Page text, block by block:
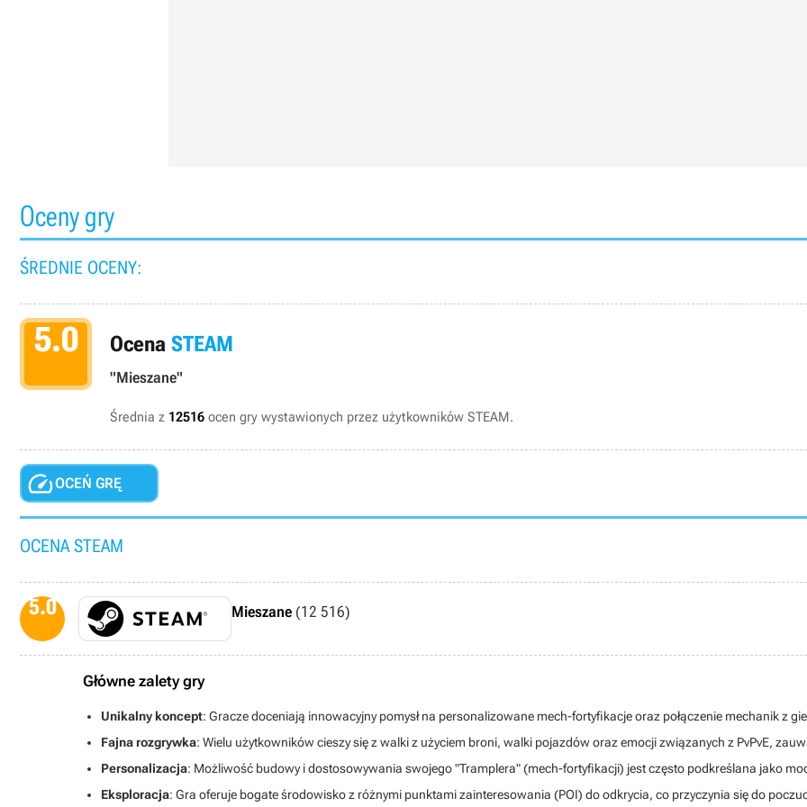
Oceny gry
ŚREDNIE OCENY:
5.0 Ocena STEAM
"Mieszane"
Średnia z 12516 ocen gry wystawionych przez użytkowników STEAM.
OCEŃ GRĘ
OCENA STEAM
5.0 Mieszane (12 516)
Główne zalety gry
Unikalny koncept: Gracze doceniają innowacyjny pomysł na personalizowane mech-fortyfikacje oraz połączenie mechanik z
Fajna rozgrywka: Wielu użytkowników cieszy się z walki z użyciem broni, walki pojazdów oraz emocji związanych z PvPvE,
Personalizacja: Możliwość budowy i dostosowywania swojego "Tramplera" (mech-fortyfikacji) jest często podkreślana jako
Eksploracja: Gra oferuje bogate środowisko z różnymi punktami zainteresowania (POI) do odkrycia, co przyczynia się do